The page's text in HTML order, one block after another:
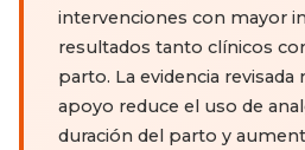
intervenciones con mayor
resultados tanto clínicos
parto. La evidencia
apoyo reduce el uso de
duración del parto y